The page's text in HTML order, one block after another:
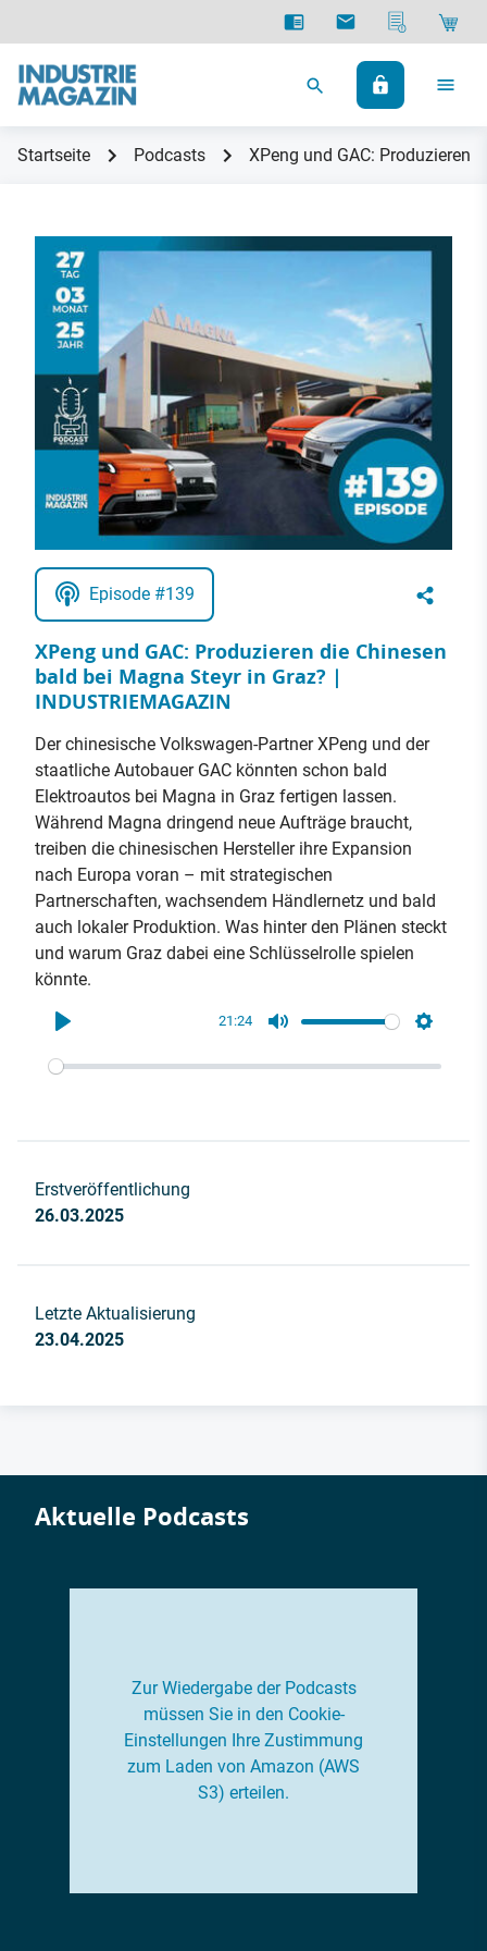
Startseite Podcasts XPeng und GAC: Produzieren
Episode #139
XPeng und GAC: Produzieren die Chinesen
bald bei Magna Steyr in Graz? |
INDUSTRIEMAGAZIN
Der chinesische Volkswagen-Partner XPeng und der
staatliche Autobauer GAC könnten schon bald
Elektroautos bei Magna in Graz fertigen lassen.
Während Magna dringend neue Aufträge braucht,
treiben die chinesischen Hersteller ihre Expansion
nach Europa voran – mit strategischen
Partnerschaften, wachsendem Händlernetz und bald
auch lokaler Produktion. Was hinter den Plänen steckt
und warum Graz dabei eine Schlüsselrolle spielen
könnte.
21:24
Erstveröffentlichung
26.03.2025
Letzte Aktualisierung
23.04.2025
Aktuelle Podcasts
Zur Wiedergabe der Podcasts
müssen Sie in den Cookie-
Einstellungen Ihre Zustimmung
zum Laden von Amazon (AWS
S3) erteilen.